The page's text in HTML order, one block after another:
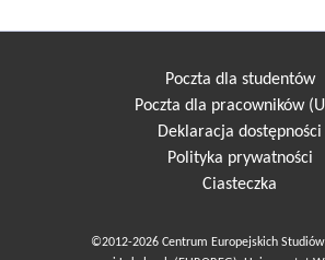
Poczta dla studentów
Poczta dla pracowników
Deklaracja dostępności
Polityka prywatności
Ciasteczka
©2012-2026 Centrum Europejskich